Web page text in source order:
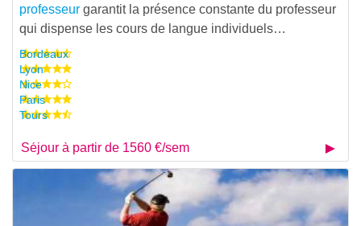
professeur garantit la présence constante du professeur
qui dispense les cours de langue individuels…
Bordeaux
Lyon
Nice
Paris
Tours
Séjour à partir de 1560 €/sem